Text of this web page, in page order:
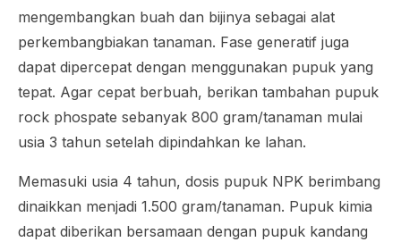
mengembangkan buah dan bijinya sebagai alat
perkembangbiakan tanaman. Fase generatif juga
dapat dipercepat dengan menggunakan pupuk yang
tepat. Agar cepat berbuah, berikan tambahan pupuk
rock phospate sebanyak 800 gram/tanaman mulai
usia 3 tahun setelah dipindahkan ke lahan.
Memasuki usia 4 tahun, dosis pupuk NPK berimbang
dinaikkan menjadi 1.500 gram/tanaman. Pupuk kimia
dapat diberikan bersamaan dengan pupuk kandang